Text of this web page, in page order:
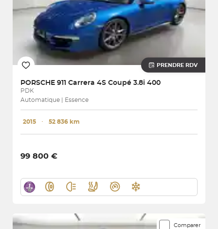
PRENDRE RDV
PORSCHE 911 Carrera 4S Coupé 3.8i 400
PDK
Automatique | Essence
2015 ･ 52 836 km
99 800 €
Comparer